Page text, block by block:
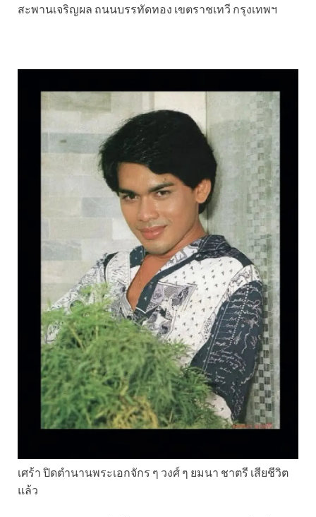
สะพานเจริญผล ถนนบรรทัดทอง เขตราชเทวี กรุงเทพฯ
เศร้า ปิดตำนานพระเอกจักร ๆ วงศ์ ๆ ยมนา ชาตรี เสียชีวิต
แล้ว